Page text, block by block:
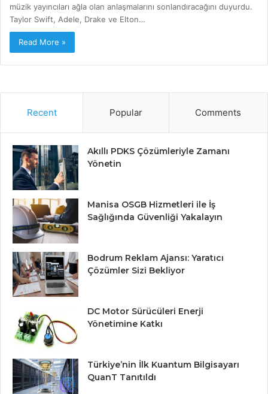
müzik yayıncıları ağla olan anlaşmalarını sonlandıracağını duyurdu.
Taylor Swift, Adele, Drake ve Elton…
Read More »
Recent Popular Comments
Akıllı PDKS Çözümleriyle Zamanı
Yönetin
Manisa OSGB Hizmetleri ile İş
Sağlığında Güvenliği Yakalayın
Bodrum Reklam Ajansı: Yaratıcı
Çözümler Sizi Bekliyor
DC Motor Sürücüleri Enerji
Yönetimine Katkı
Türkiye’nin İlk Kuantum Bilgisayarı
QuanT Tanıtıldı